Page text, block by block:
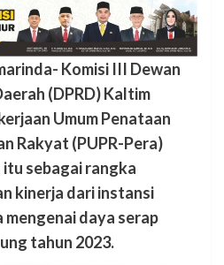
Komisi III Dewan
(DPRD) Kaltim
Umum Penataan
Rakyat (PUPR-Pera)
sebagai rangka
kinerja dari instansi
daya serap
tahun 2023.